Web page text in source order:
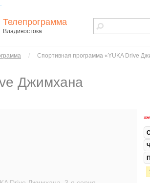
Телепрограмма
Владивостока
/ Спортивная программа «YUKA Drive
Джимхана